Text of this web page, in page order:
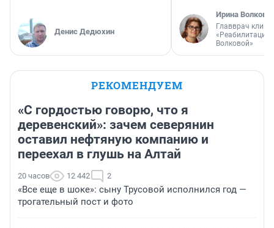
Денис Дедюхин
Ирина Волкова
Главврач
«Реабилитация
Волковой»
РЕКОМЕНДУЕМ
«С гордостью говорю, что я
деревенский»: зачем северянин
оставил нефтяную компанию и
переехал в глушь на Алтай
20 часов 12 442 2
«Все еще в шоке»: сыну Трусовой исполнился год —
трогательный пост и фото